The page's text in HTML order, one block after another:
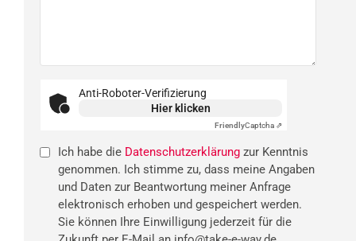
Anti-Roboter-Verifizierung
Hier klicken
FriendlyCaptcha ⇗
Ich habe die Datenschutzerklärung zur Kenntnis
genommen. Ich stimme zu, dass meine Angaben
und Daten zur Beantwortung meiner Anfrage
elektronisch erhoben und gespeichert werden.
Sie können Ihre Einwilligung jederzeit für die